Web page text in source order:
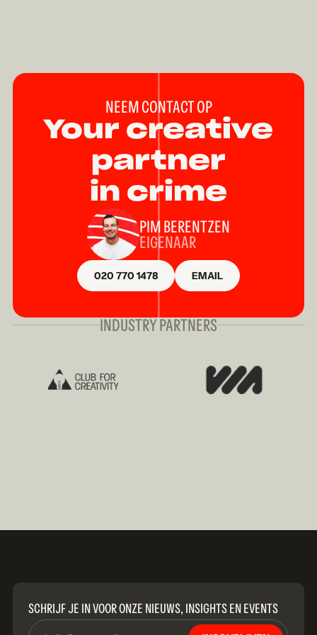
NEEM CONTACT OP
Your creative
partner
in crime
PIM BERENTZEN
EIGENAAR
020 770 1478 EMAIL
INDUSTRY PARTNERS
SCHRIJF JE IN VOOR ONZE NIEUWS, INSIGHTS EN EVENTS